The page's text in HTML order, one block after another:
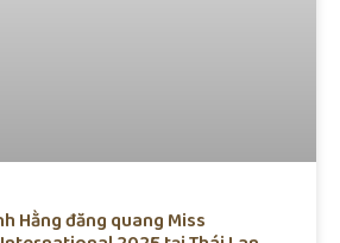
Hằng đăng quang Miss